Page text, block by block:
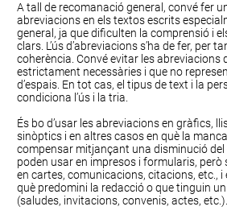
A tall de recomanació general, convé fer
abreviacions en els textos escrits
general, ja que dificulten la comprensió i
clars. L’ús d’abreviacions s’ha de fer, per
coherència. Convé evitar les abreviacions
estrictament necessàries i que no
d’espais. En tot cas, el tipus de text i la
condiciona l’ús i la tria.
És bo d’usar les abreviacions en gràfics,
sinòptics i en altres casos en què la
compensar mitjançant una disminució del
poden usar en impresos i formularis,
en cartes, comunicacions, citacions, etc.,
què predomini la redacció o que tinguin
(saludes, invitacions, convenis, actes, etc.).